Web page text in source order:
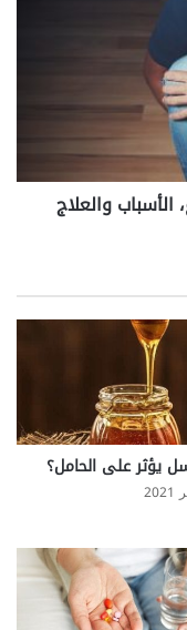
والعلاج
يؤثر على الحامل؟